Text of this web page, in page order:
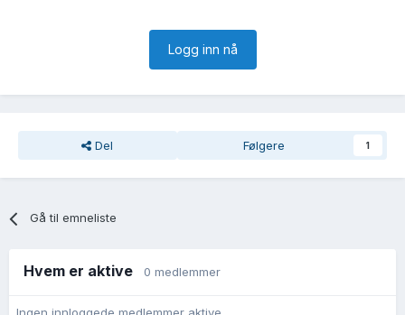
Logg inn nå
Del Følgere 1
Gå til emneliste
Hvem er aktive 0 medlemmer